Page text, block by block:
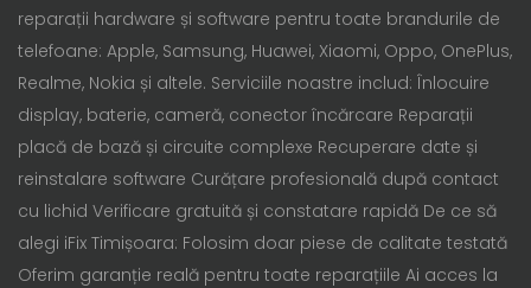
reparații hardware și software pentru toate brandurile de
telefoane: Apple, Samsung, Huawei, Xiaomi, Oppo, OnePlus,
Realme, Nokia și altele. Serviciile noastre includ: Înlocuire
display, baterie, cameră, conector încărcare Reparații
placă de bază și circuite complexe Recuperare date și
reinstalare software Curățare profesională după contact
cu lichid Verificare gratuită și constatare rapidă De ce să
alegi iFix Timișoara: Folosim doar piese de calitate testată
Oferim garanție reală pentru toate reparațiile Ai acces la